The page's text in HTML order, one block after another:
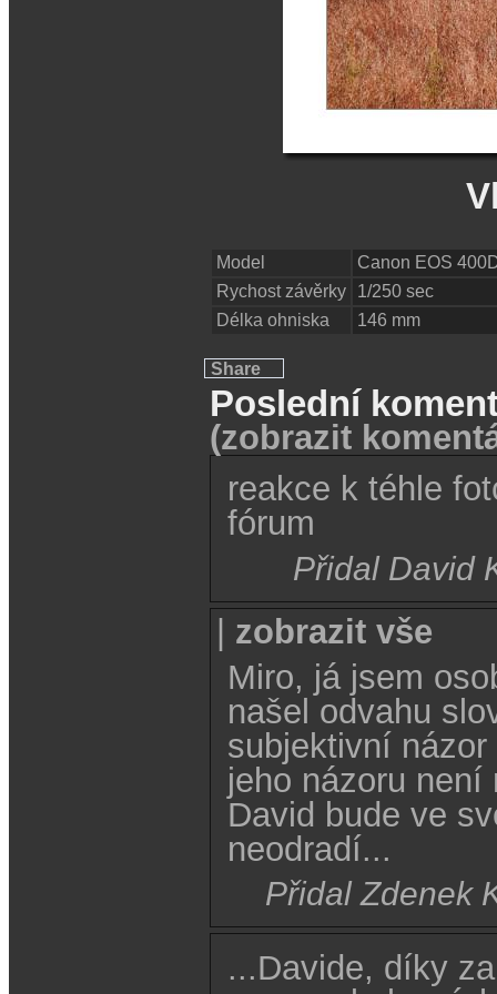
Model
Canon EOS
Rychost závěrky
1/250 sec
Délka ohniska
146 mm
Share
Poslední
(zobrazit
reakce k téhle
fórum
Přidal David
zobrazit vše
Miro, já jsem
našel odvahu
subjektivní
jeho názoru
David bude ve
neodradí...
Přidal Zdenek
...Davide, díky